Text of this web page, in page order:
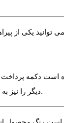
است دکمه پرداخت
دیگر را نیز به سبد خرید خود اضافه کنید. در آخر می توانید وارد سبد خرید خود شده و دکمه پرداخت را بزنید تا خرید خود را نهایی و ثبت کنید.